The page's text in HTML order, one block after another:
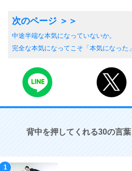
中途半端な本気になっていないか。
完全な本気になってこそ「本気になった
背中を押してくれる30の言葉